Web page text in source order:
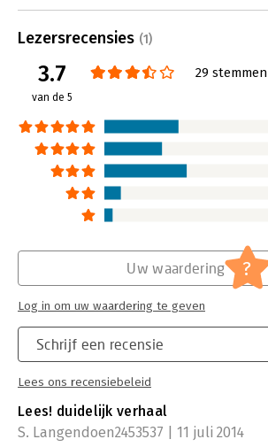
werkzaam bij Adviestalent. In deze
mezelf door aanzienlijke
werken. Met deze hoeveelheden heb
ik geen probleem, maar wel met de
benodigde tijd. Met deze gedachte
zocht ik een boek om mijn zakelijke
leessnelheid te verhogen. Ik ben
uitgekomen op het boek 'Lees!' van
Jan-Willem van den Brandhof.
Lezersrecensies (1)
3.7
van de 5
29 stemmen
Schrijf een recensie
Lees ons recensiebeleid
Uw waardering ?
Log in om uw waardering te geven
Lees! duidelijk verhaal
S. Langendoen2453537 | 11 juli 2014